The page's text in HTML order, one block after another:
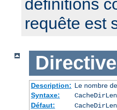
définitions
requête est
Directive
Description: Le nombre
Syntaxe:
Défaut: